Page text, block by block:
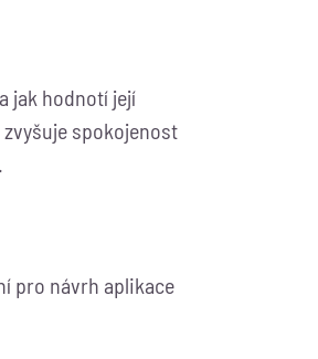
jak hodnotí její
spokojenost
pro návrh aplikace